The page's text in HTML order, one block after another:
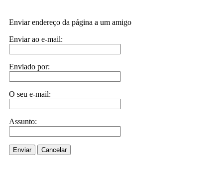
Enviar endereço da página a um amigo
Enviar ao e-mail:
Enviado por:
O seu e-mail:
Assunto:
Enviar Cancelar